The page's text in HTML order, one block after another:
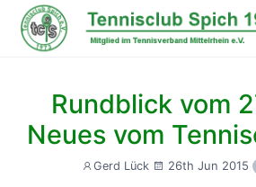
Rundblick vom
Neues vom
Gerd Lück 26th Jun 2015